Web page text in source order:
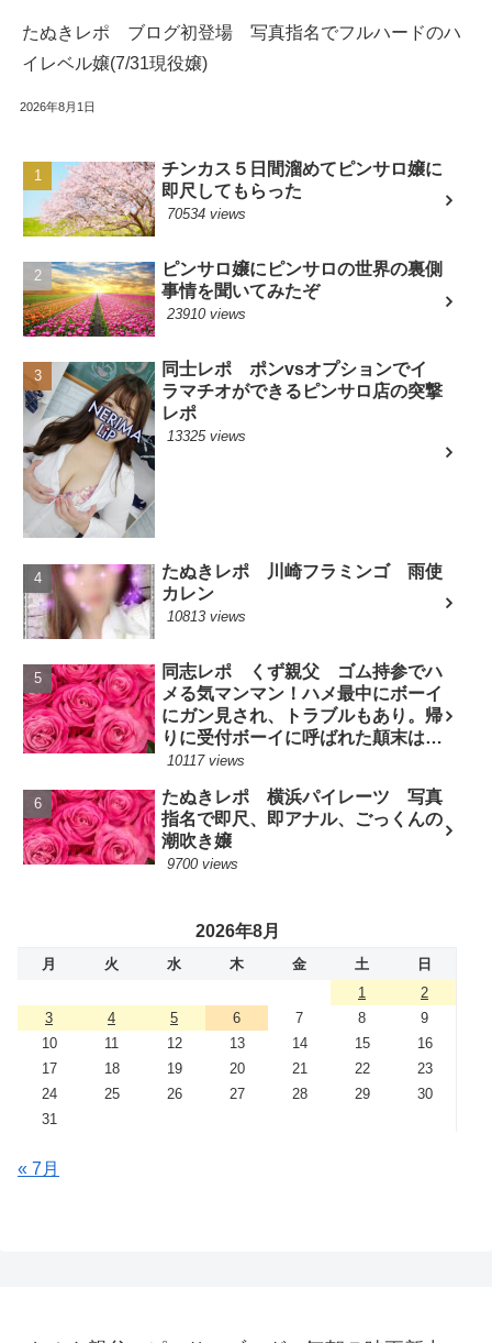
たぬきレポ ブログ初登場 写真指名でフルハードのハ
イレベル嬢(7/31現役嬢)
2026年8月1日
チンカス５日間溜めてピンサロ嬢に
即尺してもらった
70534 views
ピンサロ嬢にピンサロの世界の裏側
事情を聞いてみたぞ
23910 views
同士レポ ポンvsオプションでイ
ラマチオができるピンサロ店の突撃
レポ
13325 views
たぬきレポ 川崎フラミンゴ 雨使
カレン
10813 views
同志レポ くず親父 ゴム持参でハ
メる気マンマン！ハメ最中にボーイ
にガン見され、トラブルもあり。帰
りに受付ボーイに呼ばれた顛末は？
(7/10現役嬢)
10117 views
たぬきレポ 横浜パイレーツ 写真
指名で即尺、即アナル、ごっくんの
潮吹き嬢
9700 views
2026年8月
月 火 水 木 金 土
日
1
2
3
4 5 6 7 8
9
10
11 12 13 14 15
16
17
18 19 20 21 22
23
24
25 26 27 28 29
30
31
« 7月